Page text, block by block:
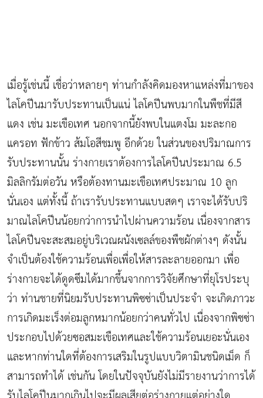
เมื่อรู้เช่นนี้ เชื่อว่าหลายๆ ท่านกำลังคิดมองหาแหล่งที่มาของ
ไลโคปีนมารับประทานเป็นแน่ ไลโคปีนพบมากในพืชที่มีสี
แดง เช่น มะเขือเทศ นอกจากนี้ยังพบในแตงโม มะละกอ
แครอท ฟักข้าว ส้มโอสีชมพู อีกด้วย ในส่วนของปริมาณการ
รับประทานนั้น ร่างกายเราต้องการไลโคปีนประมาณ 6.5
มิลลิกรัมต่อวัน หรือต้องทานมะเขือเทศประมาณ 10 ลูก
นั่นเอง แต่ทั้งนี้ ถ้าเรารับประทานแบบสดๆ เราจะได้รับปริ
มาณไลโคปีนน้อยกว่าการนำไปผ่านความร้อน เนื่องจากสาร
ไลโคปีนจะสะสมอยู่บริเวณผนังเซลล์ของพืชผักต่างๆ ดังนั้น
จำเป็นต้องใช้ความร้อนเพื่อเพื่อให้สารละลายออกมา เพื่อ
ร่างกายจะได้ดูดซึมได้มากขึ้นจากการวิจัยศึกษาที่ยุโรประบุ
ว่า ท่านชายที่นิยมรับประทานพิซซ่าเป็นประจำ จะเกิดภาวะ
การเกิดมะเร็งต่อมลูกหมากน้อยกว่าคนทั่วไป เนื่องจากพิซซ่า
ประกอบไปด้วยซอสมะเขือเทศและใช้ความร้อนเยอะนั่นเอง
และหากท่านใดที่ต้องการเสริมในรูปแบบวิตามินชนิดเม็ด ก็
สามารถทำได้ เช่นกัน โดยในปัจจุบันยังไม่มีรายงานว่าการได้